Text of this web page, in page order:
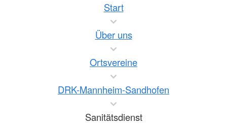
Start
Über uns
Ortsvereine
DRK-Mannheim-Sandhofen
Sanitätsdienst